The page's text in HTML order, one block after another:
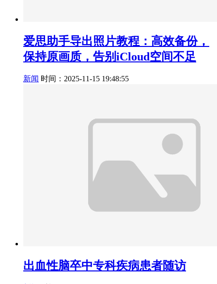
爱思助手导出照片教程：高效备份，
保持原画质，告别iCloud空间不足
新闻 时间：2025-11-15 19:48:55
出血性脑卒中专科疾病患者随访